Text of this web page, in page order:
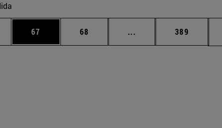
Use TAB para desplazarse.
Página
67 Página
68 ... Páginas intermedias
Página
389